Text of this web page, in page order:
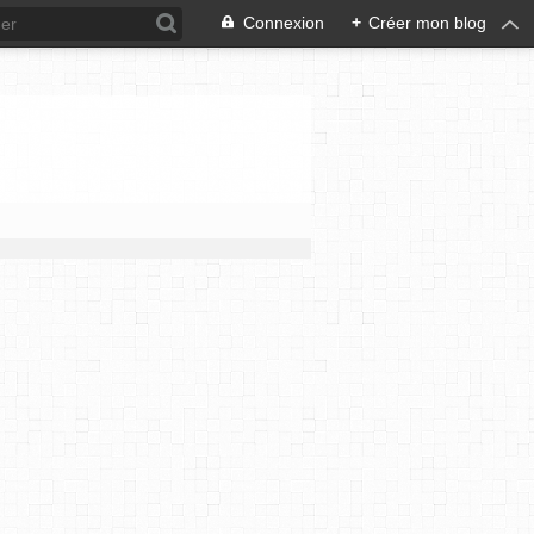
Connexion + Créer mon blog